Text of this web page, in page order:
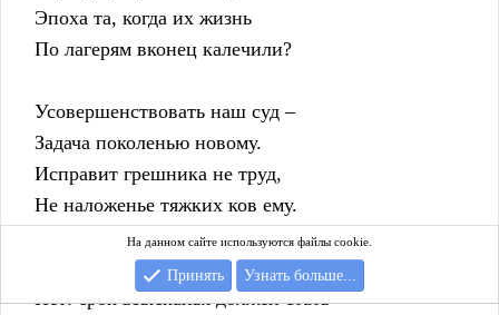
    Эпоха та, когда их жизнь
    По лагерям вконец калечили?
    Усовершенствовать наш суд –
    Задача поколенью новому.
    Исправит грешника не труд,
    Не наложенье тяжких ков ему.
    По язвам психики хлестать
    Трудом – грешней кровопролития!
    Нет: срок взысканья должен стать
На данном сайте используются файлы cookie.
Принять Узнать больше...